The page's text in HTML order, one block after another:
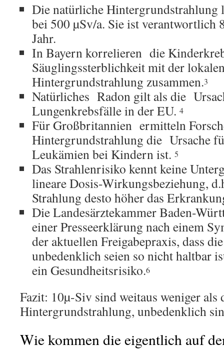
Die natürliche Hintergrundstrahlung
bei 500 µSv/a. Sie ist verantwortlich
Jahr.
In Bayern korrelieren die
Säuglingssterblichkeit mit der
Hintergrundstrahlung zusammen.3
Natürliches Radon gilt als die
Lungenkrebsfälle in der EU. 4
Für Großbritannien ermitteln
Hintergrundstrahlung die Ursache
Leukämien bei Kindern ist. 5
Das Strahlenrisiko kennt keine
lineare Dosis-Wirkungsbeziehung,
Strahlung desto höher das
Die Landesärztekammer Baden-
einer Presseerklärung nach einem
der aktuellen Freigabepraxis, dass
unbedenklich seien so nicht haltbar
ein Gesundheitsrisiko.6
Fazit: 10µ-Siv sind weitaus weniger als
Hintergrundstrahlung, unbedenklich
Wie kommen die eigentlich auf